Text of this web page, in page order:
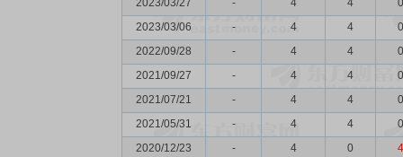
2023/03/27
- 4 4
0
2023/03/06
- 4 4
0
2022/09/28
- 4 4
0
2021/09/27
- 4 4
0
2021/07/21
- 4 4
0
2021/05/31
- 4 4
0
2020/12/23
- 4 0 4